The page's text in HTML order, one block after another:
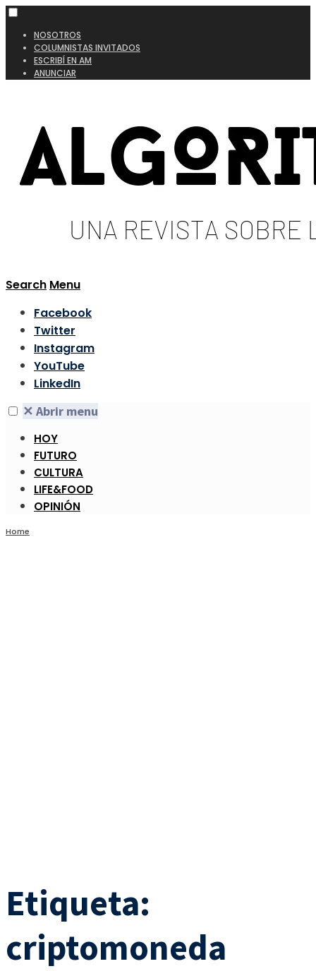
NOSOTROS
COLUMNISTAS INVITADOS
ESCRIBÍ EN AM
ANUNCIAR
Search Menu
Facebook
Twitter
Instagram
YouTube
LinkedIn
✕ Abrir menu
HOY
FUTURO
CULTURA
LIFE&FOOD
OPINIÓN
Home
Etiqueta:
criptomoneda